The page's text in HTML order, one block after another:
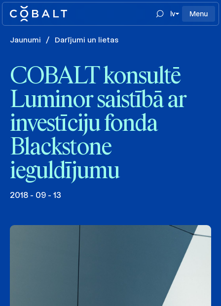
lv Menu
Jaunumi / Darījumi un lietas
COBALT konsultē
Luminor saistībā ar
investīciju fonda
Blackstone
ieguldījumu
2018 - 09 - 13